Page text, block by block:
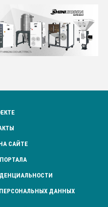
САЙТЕ
ПЕРСОНАЛЬНЫХ ДАННЫХ